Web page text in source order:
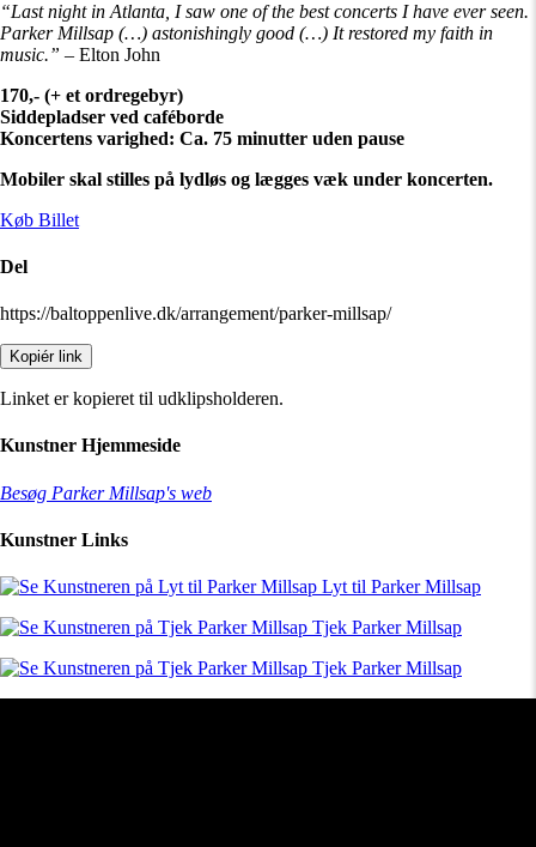
“Last night in Atlanta, I saw one of the best concerts I have ever seen.
Parker Millsap (…) astonishingly good (…) It restored my faith in
music.” – Elton John
170,- (+ et ordregebyr)
Siddepladser ved caféborde
Koncertens varighed: Ca. 75 minutter uden pause
Mobiler skal stilles på lydløs og lægges væk under koncerten.
Køb Billet
Del
https://baltoppenlive.dk/arrangement/parker-millsap/
Kopiér link
Linket er kopieret til udklipsholderen.
Kunstner Hjemmeside
Besøg Parker Millsap's web
Kunstner Links
Lyt til Parker Millsap
Tjek Parker Millsap
Tjek Parker Millsap